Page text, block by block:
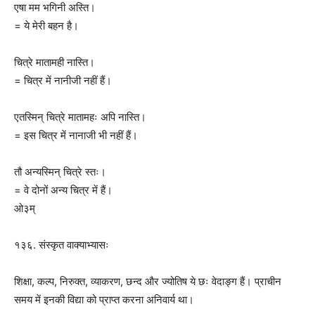
एषा मम भगिनी अस्ति।
= ये मेरी बहन है।
चित्रे मातामही नास्ति।
= चित्र में नानीजी नहीं हैं।
एतस्मिन् चित्रे मातामहः अपि नास्ति।
= इस चित्र में नानाजी भी नहीं हैं।
तौ अन्यस्मिन् चित्रे स्तः।
= वे दोनों अन्य चित्र में हैं।
ओ३म्
१३६. संस्कृत वाक्याभ्यासः
शिक्षा, कल्प, निरुक्त, व्याकरण, छन्द और ज्योतिष ये छः वेदाङ्ग हैं। प्राचीन
समय में इनकी विद्या को प्राप्त करना अनिवार्य था।